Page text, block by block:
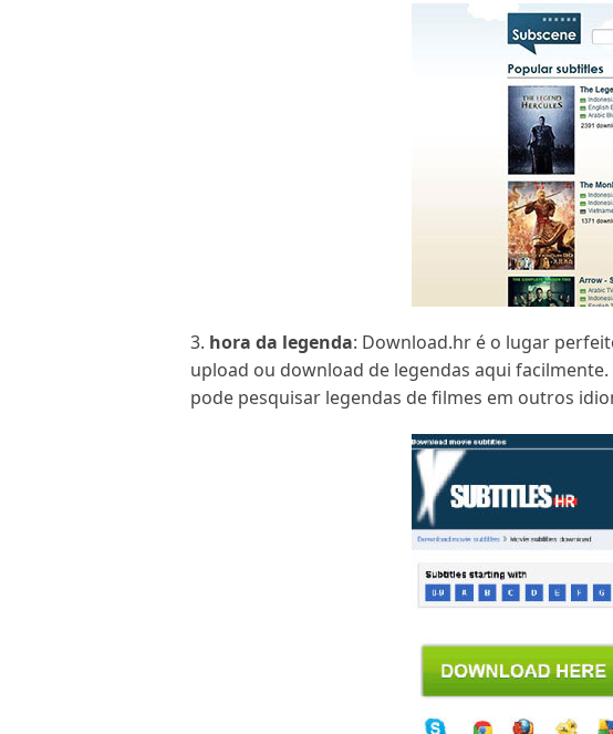
3. hora da legenda: Download.hr é o lugar
upload ou download de legendas aqui
pode pesquisar legendas de filmes em outros